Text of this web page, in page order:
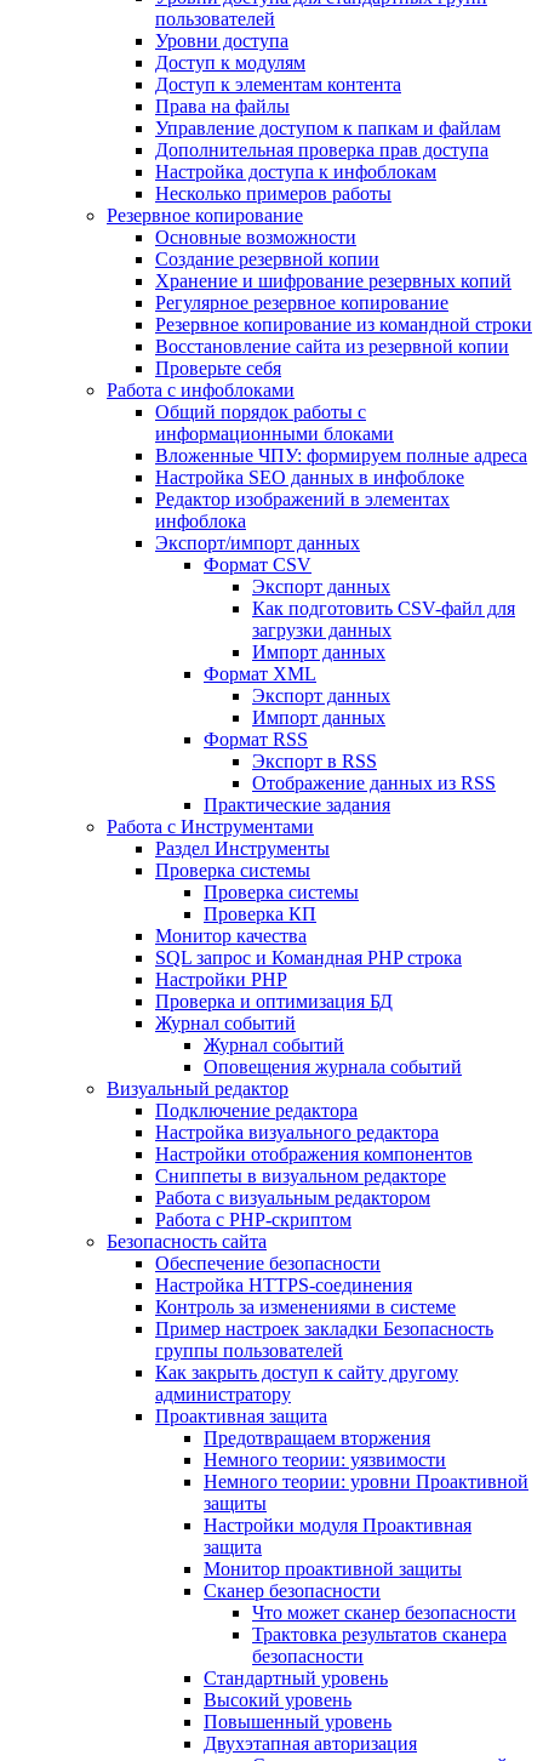
пользователей
Уровни доступа
Доступ к модулям
Доступ к элементам контента
Права на файлы
Управление доступом к папкам и файлам
Дополнительная проверка прав доступа
Настройка доступа к инфоблокам
Несколько примеров работы
Резервное копирование
Основные возможности
Создание резервной копии
Хранение и шифрование резервных копий
Регулярное резервное копирование
Резервное копирование из командной строки
Восстановление сайта из резервной копии
Проверьте себя
Работа с инфоблоками
Общий порядок работы с
информационными блоками
Вложенные ЧПУ: формируем полные адреса
Настройка SEO данных в инфоблоке
Редактор изображений в элементах
инфоблока
Экспорт/импорт данных
Формат CSV
Экспорт данных
Как подготовить CSV-файл для
загрузки данных
Импорт данных
Формат XML
Экспорт данных
Импорт данных
Формат RSS
Экспорт в RSS
Отображение данных из RSS
Практические задания
Работа с Инструментами
Раздел Инструменты
Проверка системы
Проверка системы
Проверка КП
Монитор качества
SQL запрос и Командная PHP строка
Настройки PHP
Проверка и оптимизация БД
Журнал событий
Журнал событий
Оповещения журнала событий
Визуальный редактор
Подключение редактора
Настройка визуального редактора
Настройки отображения компонентов
Сниппеты в визуальном редакторе
Работа с визуальным редактором
Работа с PHP-скриптом
Безопасность сайта
Обеспечение безопасности
Настройка HTTPS-соединения
Контроль за изменениями в системе
Пример настроек закладки Безопасность
группы пользователей
Как закрыть доступ к сайту другому
администратору
Проактивная защита
Предотвращаем вторжения
Немного теории: уязвимости
Немного теории: уровни Проактивной
защиты
Настройки модуля Проактивная
защита
Монитор проактивной защиты
Сканер безопасности
Что может сканер безопасности
Трактовка результатов сканера
безопасности
Стандартный уровень
Высокий уровень
Повышенный уровень
Двухэтапная авторизация